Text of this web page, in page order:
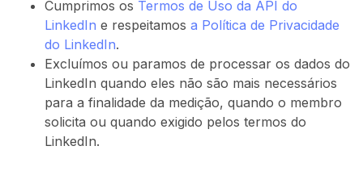
Cumprimos os Termos de Uso da API do
LinkedIn e respeitamos a Política de Privacidade
do LinkedIn.
Excluímos ou paramos de processar os dados do
LinkedIn quando eles não são mais necessários
para a finalidade da medição, quando o membro
solicita ou quando exigido pelos termos do
LinkedIn.